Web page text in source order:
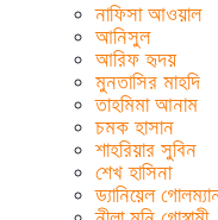
নাফিসা আওয়াল
আনিসুল
আরিফ হৃদয়
মুনতাসির মাহদি
তাহমিমা আনাম
চমক হাসান
শাহরিয়ার সুবিন
শেখ হাসিনা
ড্যানিয়েল